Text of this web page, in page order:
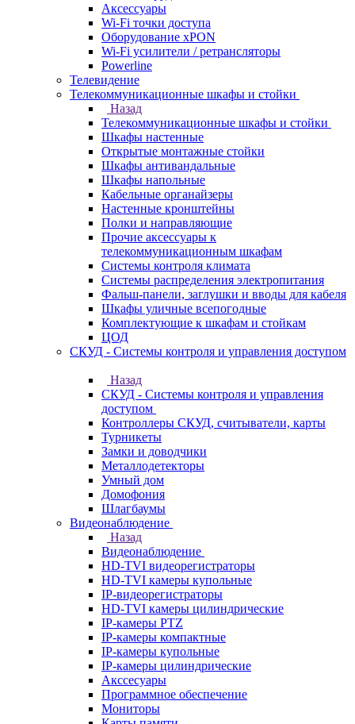
Аксессуары
Wi-Fi точки доступа
Оборудование хPON
Wi-Fi усилители / ретрансляторы
Powerline
Телевидение
Телекоммуникационные шкафы и стойки
Назад
Телекоммуникационные шкафы и стойки
Шкафы настенные
Открытые монтажные стойки
Шкафы антивандальные
Шкафы напольные
Кабельные органайзеры
Настенные кронштейны
Полки и направляющие
Прочие аксессуары к
телекоммуникационным шкафам
Системы контроля климата
Системы распределения электропитания
Фальш-панели, заглушки и вводы для кабеля
Шкафы уличные всепогодные
Комплектующие к шкафам и стойкам
ЦОД
СКУД - Системы контроля и управления доступом
Назад
СКУД - Системы контроля и управления
доступом
Контроллеры СКУД, считыватели, карты
Турникеты
Замки и доводчики
Металлодетекторы
Умный дом
Домофония
Шлагбаумы
Видеонаблюдение
Назад
Видеонаблюдение
HD-TVI видеорегистраторы
HD-TVI камеры купольные
IP-видеорегистраторы
HD-TVI камеры цилиндрические
IP-камеры PTZ
IP-камеры компактные
IP-камеры купольные
IP-камеры цилиндрические
Акссесуары
Программное обеспечение
Мониторы